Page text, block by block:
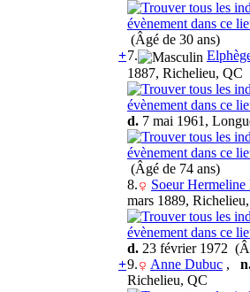
(Âgé de 30 ans)
+7.
1887, Richelieu, QC
d. 7 mai 1961,
(Âgé de 74 ans)
8.
Soeur
mars 1889,
d. 23 février 1972
+9. Anne Dubuc ,
Richelieu, QC